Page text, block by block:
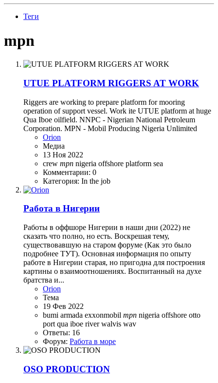
Теги
mpn
UTUE PLATFORM RIGGERS AT WORK
Riggers are working to prepare platform for mooring
operation of support vessel. Work ite UTUE platform at huge
Qua Iboe oilfield. NNPC - Nigerian National Petroleum
Corporation. MPN - Mobil Producing Nigeria Unlimited
Orion
Медиа
13 Ноя 2022
crew mpn nigeria offshore platform sea
Комментарии: 0
Категория: In the job
Работа в Нигерии
Работы в оффшоре Нигерии в наши дни (2022) не
сказать что полно, но есть. Воскрешая тему,
существовавшую на старом форуме (Как это было
подробнее ТУТ). Основная информация по опыту
работе в Нигерии старая, но пригодна для построения
картины о взаимоотношениях. Воспитанный на духе
братства и...
Orion
Тема
19 Фев 2022
bumi armada exxonmobil mpn nigeria offshore otto
port qua iboe riverwalvis wav
Ответы: 16
Форум: Работа в море
OSO PRODUCTION